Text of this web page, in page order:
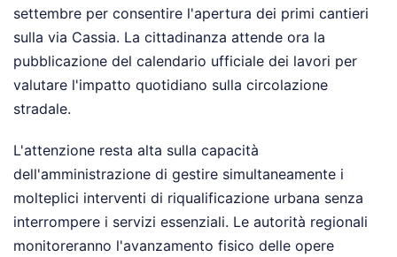
settembre per consentire l'apertura dei primi cantieri
sulla via Cassia. La cittadinanza attende ora la
pubblicazione del calendario ufficiale dei lavori per
valutare l'impatto quotidiano sulla circolazione
stradale.
L'attenzione resta alta sulla capacità
dell'amministrazione di gestire simultaneamente i
molteplici interventi di riqualificazione urbana senza
interrompere i servizi essenziali. Le autorità regionali
monitoreranno l'avanzamento fisico delle opere